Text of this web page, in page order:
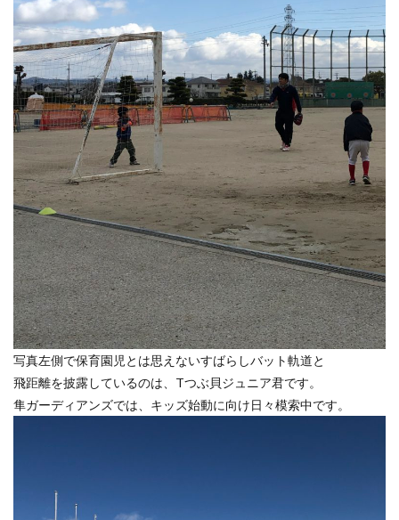
写真左側で保育園児とは思えないすばらしバット軌道と
飛距離を披露しているのは、Tつぶ貝ジュニア君です。
隼ガーディアンズでは、キッズ始動に向け日々模索中です。